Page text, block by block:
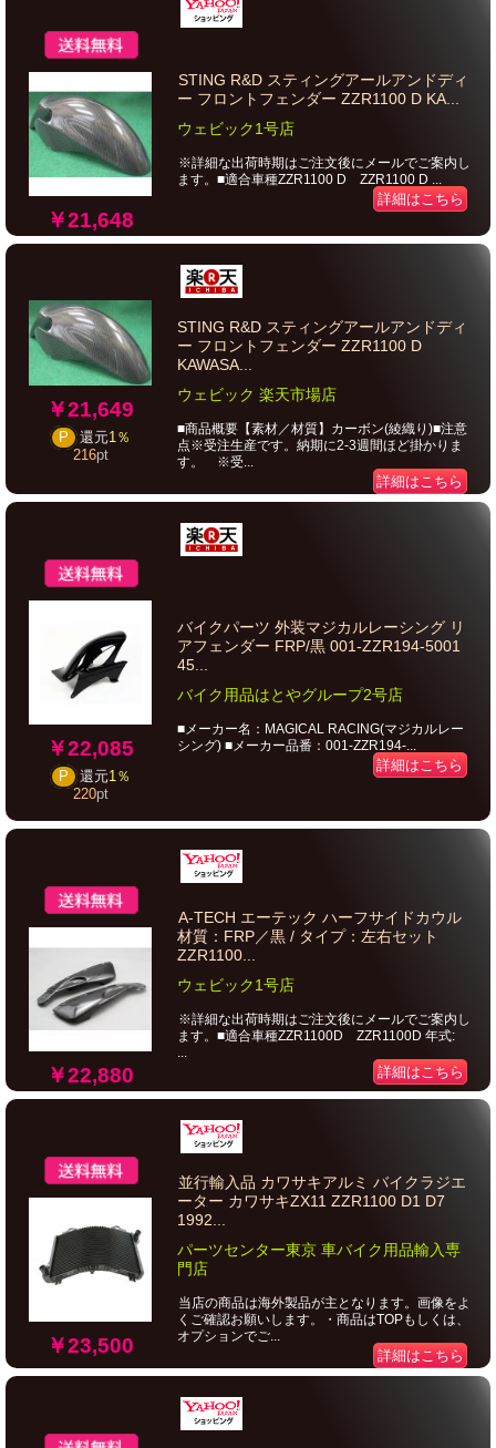
￥21,648
STING R&D スティングアールアンドディ
ー フロントフェンダー ZZR1100 D KA...
ウェビック1号店
※詳細な出荷時期はご注文後にメールでご案内し
ます。■適合車種ZZR1100 D ZZR1100 D ...
詳細はこちら
￥21,649
P 還元1％
216pt
STING R&D スティングアールアンドディ
ー フロントフェンダー ZZR1100 D
KAWASA...
ウェビック 楽天市場店
■商品概要【素材／材質】カーボン(綾織り)■注意
点※受注生産です。納期に2-3週間ほど掛かりま
す。 ※受...
詳細はこちら
￥22,085
P 還元1％
220pt
バイクパーツ 外装マジカルレーシング リ
アフェンダー FRP/黒 001-ZZR194-5001
45...
バイク用品はとやグループ2号店
■メーカー名：MAGICAL RACING(マジカルレー
シング) ■メーカー品番：001-ZZR194-...
詳細はこちら
￥22,880
A-TECH エーテック ハーフサイドカウル
材質：FRP／黒 / タイプ：左右セット
ZZR1100...
ウェビック1号店
※詳細な出荷時期はご注文後にメールでご案内し
ます。■適合車種ZZR1100D ZZR1100D 年式:
...
詳細はこちら
￥23,500
並行輸入品 カワサキアルミ バイクラジエ
ーター カワサキZX11 ZZR1100 D1 D7
1992...
パーツセンター東京 車バイク用品輸入専
門店
当店の商品は海外製品が主となります。画像をよ
くご確認お願いします。・商品はTOPもしくは、
オプションでご...
詳細はこちら